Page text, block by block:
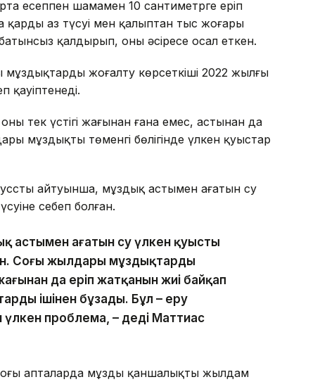
есеппен шамамен 10 сантиметрге еріп
аз түсуі мен қалыптан тыс жоғары
қалдырып, оны әсіресе осал еткен.
жоғалту көрсеткіші 2022 жылғы
қауіптенеді.
тек үстіңгі жағынан ғана емес, астынан да
мұздықтың төменгі бөлігінде үлкен қуыстар
айтуынша, мұздық астымен ағатын су
себеп болған.
астымен ағатын су үлкен қуысты
Соңғы жылдары мұздықтардың
да еріп жатқанын жиі байқап
ішінен бұзады. Бұл – еру
үлкен проблема, – деді Маттиас
апталарда мұздың қаншалықты жылдам